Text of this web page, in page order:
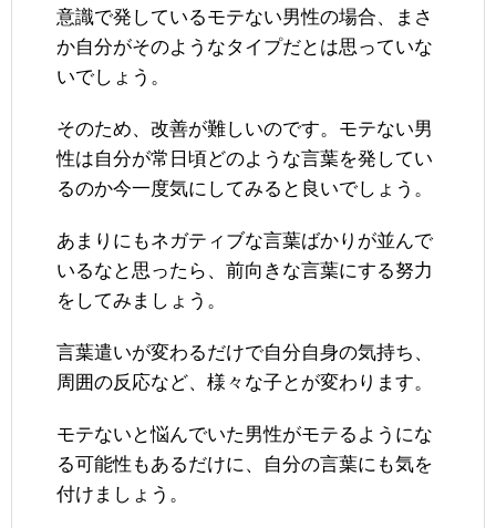
意識で発しているモテない男性の場合、まさ
か自分がそのようなタイプだとは思っていな
いでしょう。
そのため、改善が難しいのです。モテない男
性は自分が常日頃どのような言葉を発してい
るのか今一度気にしてみると良いでしょう。
あまりにもネガティブな言葉ばかりが並んで
いるなと思ったら、前向きな言葉にする努力
をしてみましょう。
言葉遣いが変わるだけで自分自身の気持ち、
周囲の反応など、様々な子とが変わります。
モテないと悩んでいた男性がモテるようにな
る可能性もあるだけに、自分の言葉にも気を
付けましょう。